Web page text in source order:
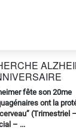
fête son 20me
ont la
(Trimestriel
– ...